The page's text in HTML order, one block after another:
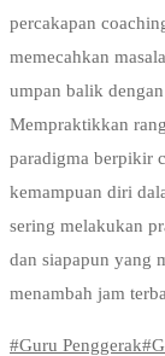
percakapan
memecahkan
umpan balik
Mempraktikkan
paradigma berpikir
kemampuan diri
sering melakukan
dan siapapun yang
menambah jam
#Guru Penggerak#